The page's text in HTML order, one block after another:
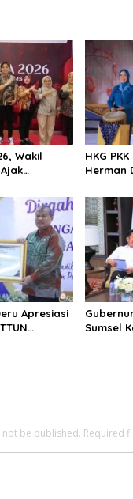
Wakil
HKG
Herman
Apresiasi
Sumsel
be published. Required